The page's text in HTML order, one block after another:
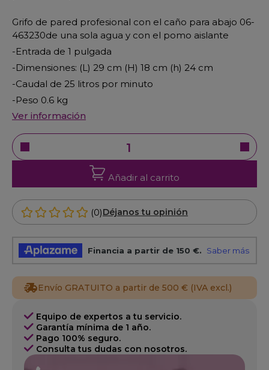
Grifo de pared profesional con el caño para abajo 06-
463230de una sola agua y con el pomo aislante
-Entrada de 1 pulgada
-Dimensiones: (L) 29 cm (H) 18 cm (h) 24 cm
-Caudal de 25 litros por minuto
-Peso 0.6 kg
Ver información
Añadir al carrito
(0)Déjanos tu opinión
Envío GRATUITO a partir de 500 € (IVA excl.)
Equipo de expertos a tu servicio.
Garantía mínima de 1 año.
Pago 100% seguro.
Consulta tus dudas con nosotros.